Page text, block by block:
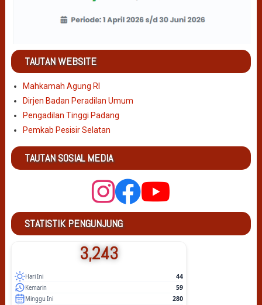
TAUTAN WEBSITE
Mahkamah Agung RI
Dirjen Badan Peradilan Umum
Pengadilan Tinggi Padang
Pemkab Pesisir Selatan
TAUTAN SOSIAL MEDIA
STATISTIK PENGUNJUNG
3,243
Hari Ini 44
Kemarin 59
Minggu Ini 280